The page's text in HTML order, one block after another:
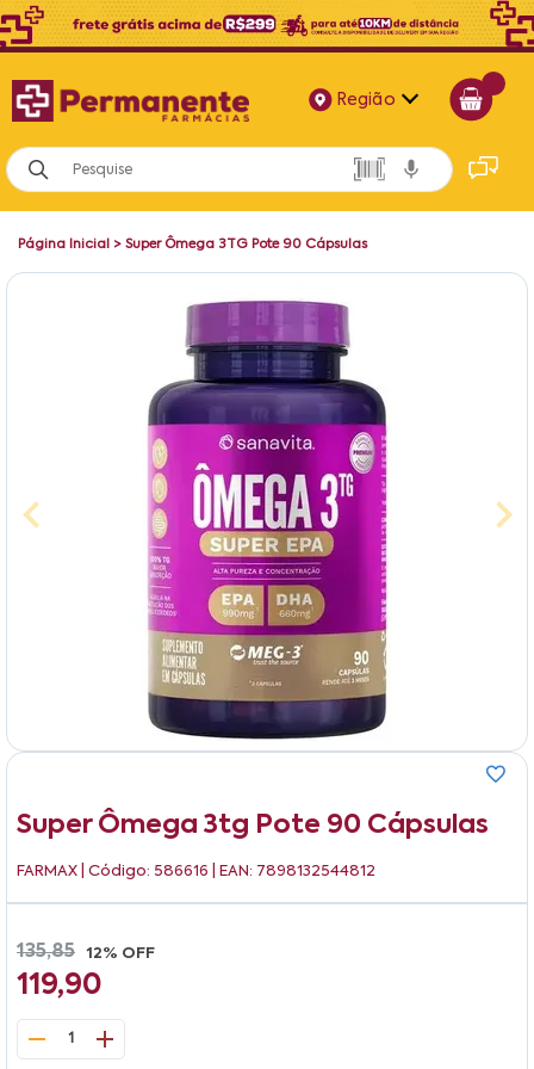
Região
Alagoas
Bahia
Pernambuco
Página Inicial > Super Ômega 3TG Pote 90 Cápsulas
Super Ômega 3tg Pote 90 Cápsulas
FARMAX | Código: 586616 | EAN: 7898132544812
135,85 12% OFF
119,90
1